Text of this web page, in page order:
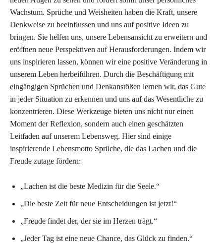
Wachstum. Sprüche und Weisheiten haben die Kraft, unsere
Denkweise zu beeinflussen und uns auf positive Ideen zu
bringen. Sie helfen uns, unsere Lebensansicht zu erweitern und
eröffnen neue Perspektiven auf Herausforderungen. Indem wir
uns inspirieren lassen, können wir eine positive Veränderung in
unserem Leben herbeiführen. Durch die Beschäftigung mit
eingängigen Sprüchen und Denkanstößen lernen wir, das Gute
in jeder Situation zu erkennen und uns auf das Wesentliche zu
konzentrieren. Diese Werkzeuge bieten uns nicht nur einen
Moment der Reflexion, sondern auch einen geschätzten
Leitfaden auf unserem Lebensweg. Hier sind einige
inspirierende Lebensmotto Sprüche, die das Lachen und die
Freude zutage fördern:
„Lachen ist die beste Medizin für die Seele.“
„Die beste Zeit für neue Entscheidungen ist jetzt!“
„Freude findet der, der sie im Herzen trägt.“
„Jeder Tag ist eine neue Chance, das Glück zu finden.“